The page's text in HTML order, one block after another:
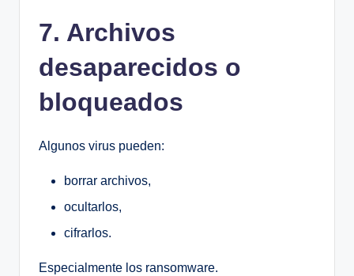
7. Archivos
desaparecidos o
bloqueados
Algunos virus pueden:
borrar archivos,
ocultarlos,
cifrarlos.
Especialmente los ransomware.